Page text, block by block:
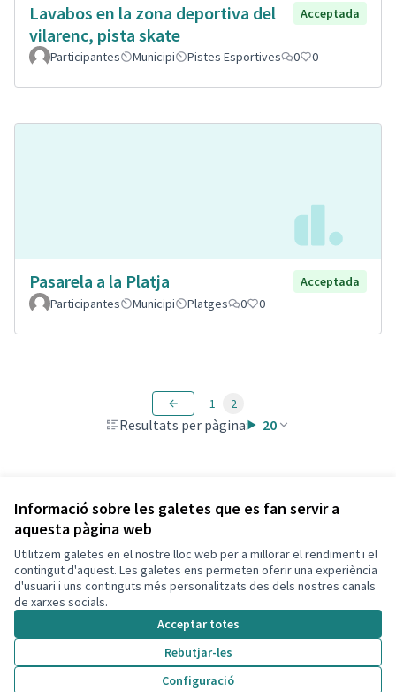
Informació sobre les galetes que es fan servir a
aquesta pàgina web
Utilitzem galetes en el nostre lloc web per a millorar el rendiment i el
contingut d'aquest. Les galetes ens permeten oferir una experiència
d'usuari i uns continguts més personalitzats des dels nostres canals
de xarxes socials.
Acceptar totes
Rebutjar-les
Configuració
Lavabos en la zona deportiva del
vilarenc, pista skate
Acceptada
Participantes Municipi Pistes Esportives 0 0
Pasarela a la Platja
Acceptada
Participantes
Municipi Platges 0 0
Resultats per pàgina: 20
1 2
Veure totes les propostes retirades
Termes i condicions d'ús
Configuració de les galetes
Decidim Calafell a X
(Enllaç extern)
Decidim Calafell a Facebook
Decidim Calafell a YouTube
Decidim Calafell a GitHub
(Enllaç extern)
Amb
(Enllaç